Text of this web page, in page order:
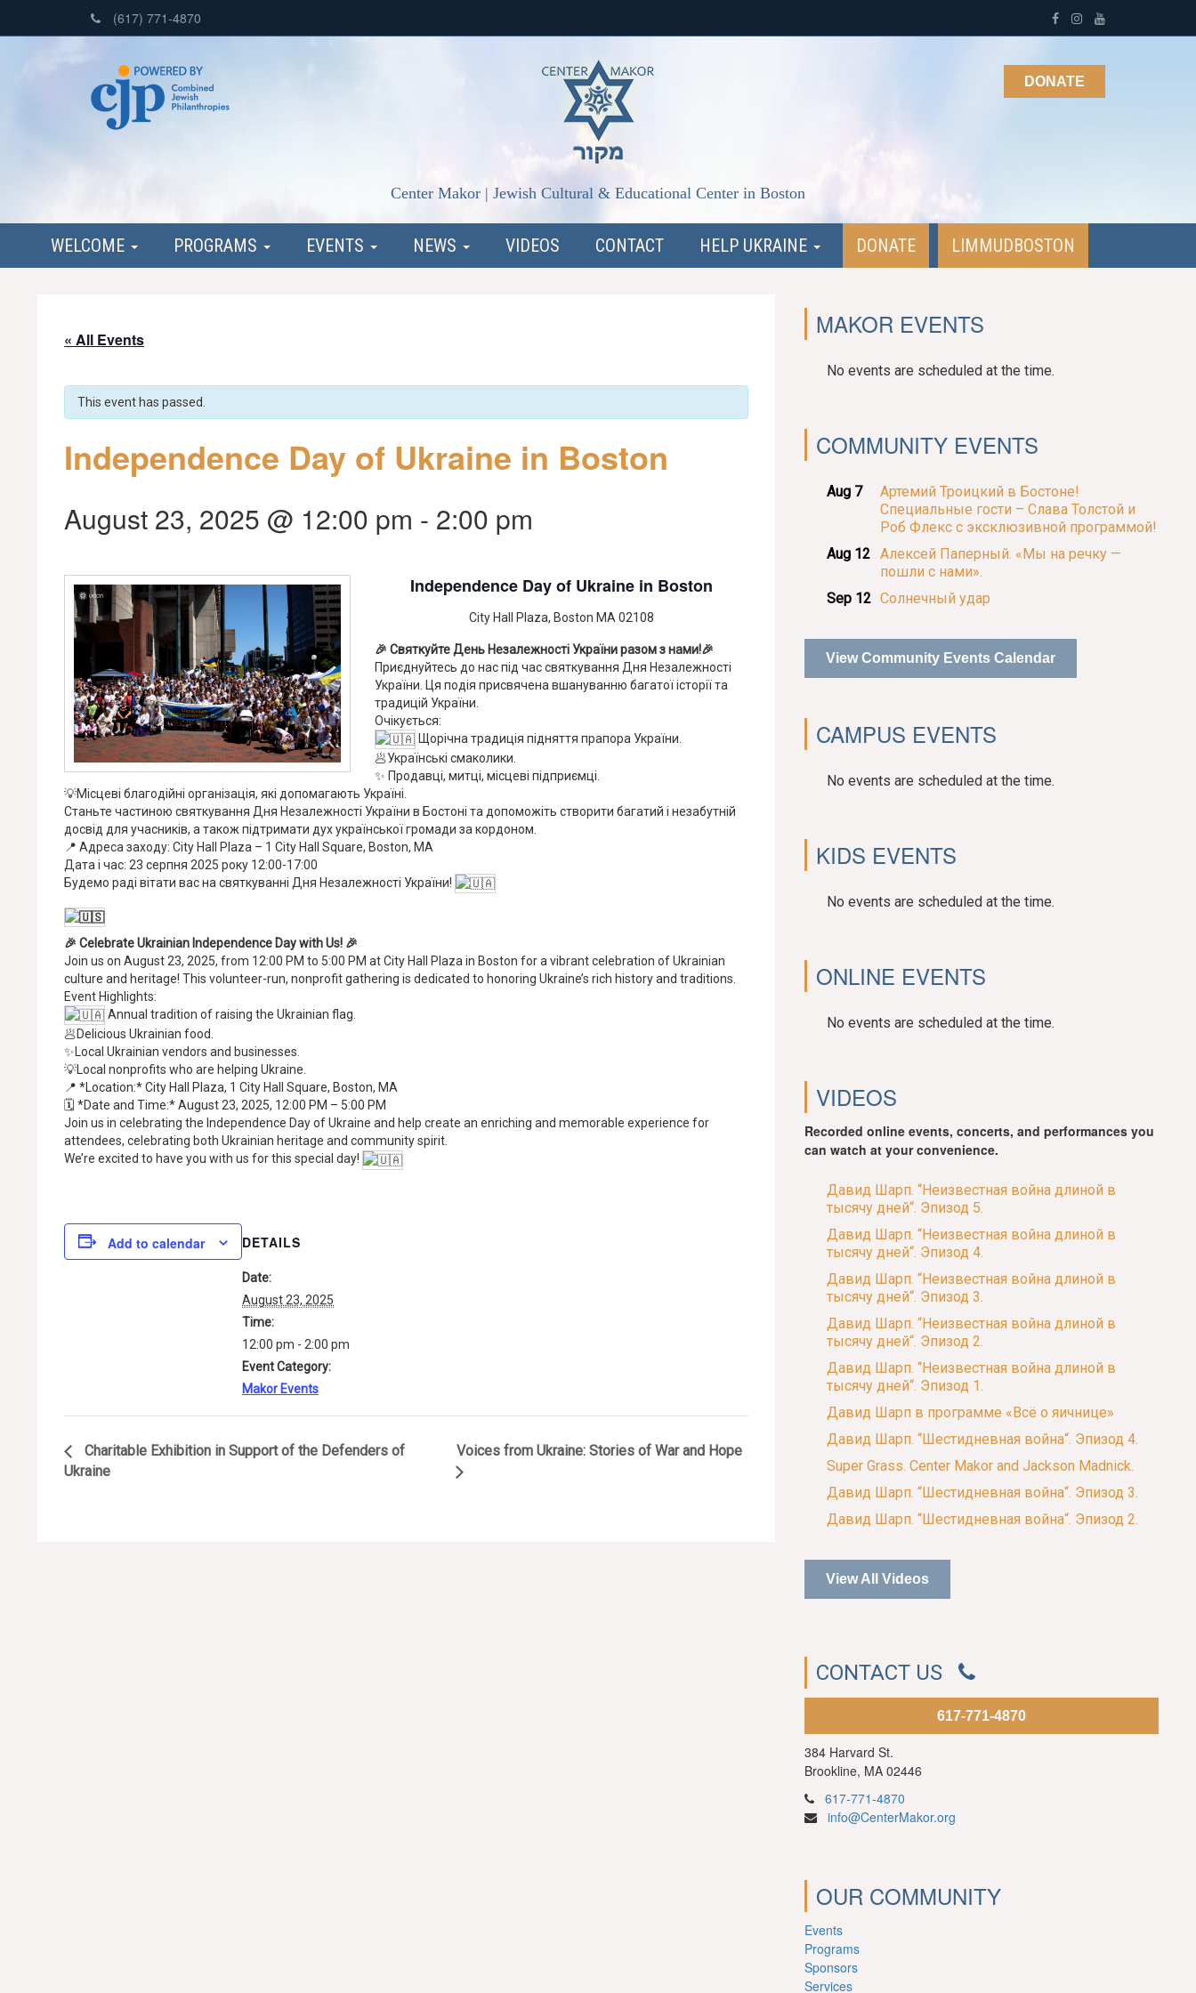
(617) 771-4870
Center Makor | Jewish Cultural & Educational Center in Boston
DONATE
WELCOME PROGRAMS EVENTS NEWS VIDEOS CONTACT HELP UKRAINE DONATE LIMMUDBOSTON
« All Events
This event has passed.
Independence Day of Ukraine in Boston
August 23, 2025 @ 12:00 pm - 2:00 pm
Independence Day of Ukraine in Boston
City Hall Plaza, Boston MA 02108
🎉 Святкуйте День Незалежності України разом з нами!🎉
Приєднуйтесь до нас під час святкування Дня Незалежності
України. Ця подія присвячена вшануванню багатої історії та
традицій України.
Очікується:
Щорічна традиція підняття прапора України.
🥟Українські смаколики.
✨ Продавці, митці, місцеві підприємці.
💡Місцеві благодійні організація, які допомагають Україні.
Станьте частиною святкування Дня Незалежності України в Бостоні та допоможіть створити багатий і незабутній
досвід для учасників, а також підтримати дух української громади за кордоном.
📍 Адреса заходу: City Hall Plaza – 1 City Hall Square, Boston, MA
Дата і час: 23 серпня 2025 року 12:00-17:00
Будемо раді вітати вас на святкуванні Дня Незалежності України!
🎉 Celebrate Ukrainian Independence Day with Us! 🎉
Join us on August 23, 2025, from 12:00 PM to 5:00 PM at City Hall Plaza in Boston for a vibrant celebration of Ukrainian
culture and heritage! This volunteer-run, nonprofit gathering is dedicated to honoring Ukraine’s rich history and traditions.
Event Highlights:
Annual tradition of raising the Ukrainian flag.
🥟Delicious Ukrainian food.
✨Local Ukrainian vendors and businesses.
💡Local nonprofits who are helping Ukraine.
📍 *Location:* City Hall Plaza, 1 City Hall Square, Boston, MA
🗓 *Date and Time:* August 23, 2025, 12:00 PM – 5:00 PM
Join us in celebrating the Independence Day of Ukraine and help create an enriching and memorable experience for
attendees, celebrating both Ukrainian heritage and community spirit.
We’re excited to have you with us for this special day!
Add to calendar DETAILS
Date:
August 23, 2025
Time:
12:00 pm - 2:00 pm
Event Category:
Makor Events
Charitable Exhibition in Support of the Defenders of
Ukraine
Voices from Ukraine: Stories of War and Hope
MAKOR EVENTS
No events are scheduled at the time.
COMMUNITY EVENTS
Aug 7
Артемий Троицкий в Бостоне!
Специальные гости – Слава Толстой и
Роб Флекс с эксклюзивной программой!
Aug 12
Алексей Паперный. «Мы на речку —
пошли с нами».
Sep 12 Солнечный удар
View Community Events Calendar
CAMPUS EVENTS
No events are scheduled at the time.
KIDS EVENTS
No events are scheduled at the time.
ONLINE EVENTS
No events are scheduled at the time.
VIDEOS
Recorded online events, concerts, and performances you
can watch at your convenience.
Давид Шарп. “Неизвестная война длиной в
тысячу дней“. Эпизод 5.
Давид Шарп. “Неизвестная война длиной в
тысячу дней“. Эпизод 4.
Давид Шарп. “Неизвестная война длиной в
тысячу дней“. Эпизод 3.
Давид Шарп. “Неизвестная война длиной в
тысячу дней“. Эпизод 2.
Давид Шарп. “Неизвестная война длиной в
тысячу дней“. Эпизод 1.
Давид Шарп в программе «Всё о яичнице»
Давид Шарп. “Шестидневная война“. Эпизод 4.
Super Grass. Center Makor and Jackson Madnick.
Давид Шарп. “Шестидневная война“. Эпизод 3.
Давид Шарп. “Шестидневная война“. Эпизод 2.
View All Videos
CONTACT US
617-771-4870
384 Harvard St.
Brookline, MA 02446
617-771-4870
info@CenterMakor.org
OUR COMMUNITY
Events
Programs
Sponsors
Services